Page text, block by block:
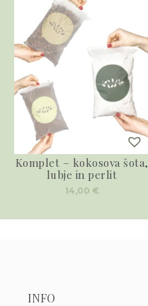
Komplet – kokosova šota,
lubje in perlit
14,00 €
INFO